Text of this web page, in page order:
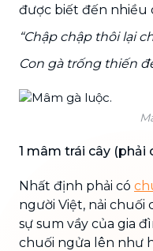
được biết đến nhiều
“Chập chập thôi lại
Con gà trống thiến
1 mâm trái cây (phải
Nhất định phải có
người Việt, nải chuối
sự sum vầy của gia
chuối ngửa lên như